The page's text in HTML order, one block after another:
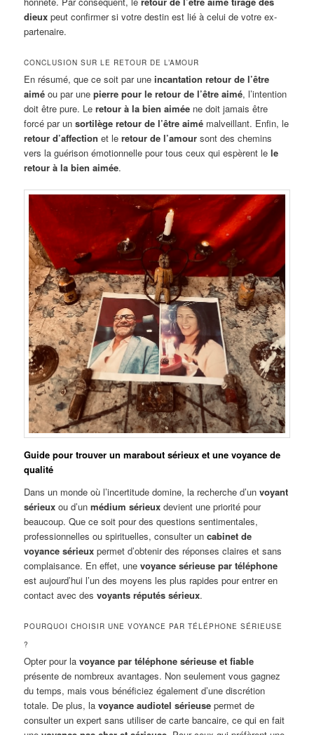
dieux peut confirmer si votre destin est lié à celui de votre ex-
partenaire.
CONCLUSION SUR LE RETOUR DE L’AMOUR
En résumé, que ce soit par uneincantation retour de l’être
aimé ou par unepierre pour le retour de l’être aimé, l’intention
doit être pure. Leretour à la bien aimée ne doit jamais être
forcé par unsortilège retour de l’être aimé malveillant. Enfin, le
retour d’affection et leretour de l’amour sont des chemins
vers la guérison émotionnelle pour tous ceux qui espèrent lele
retour à la bien aimée.
Guide pour trouver un marabout sérieux et une voyance de
qualité
Dans un monde où l’incertitude domine, la recherche d’unvoyant
sérieux ou d’unmédium sérieux devient une priorité pour
beaucoup. Que ce soit pour des questions sentimentales,
professionnelles ou spirituelles, consulter uncabinet de
voyance sérieux permet d’obtenir des réponses claires et sans
complaisance. En effet, unevoyance sérieuse par téléphone
est aujourd’hui l’un des moyens les plus rapides pour entrer en
contact avec desvoyants réputés sérieux.
POURQUOI CHOISIR UNE VOYANCE PAR TÉLÉPHONE SÉRIEUSE
?
Opter pour lavoyance par téléphone sérieuse et fiable
présente de nombreux avantages. Non seulement vous gagnez
du temps, mais vous bénéficiez également d’une discrétion
totale. De plus, lavoyance audiotel sérieuse permet de
consulter un expert sans utiliser de carte bancaire, ce qui en fait